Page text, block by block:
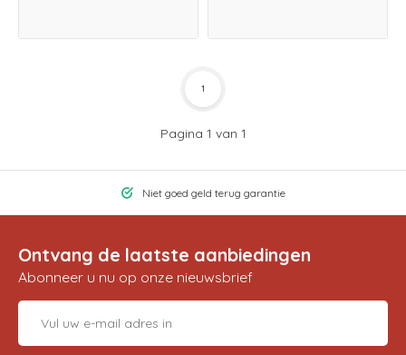
Pagina 1 van 1
1
Niet goed geld terug garantie
Ontvang de laatste aanbiedingen
Abonneer u nu op onze nieuwsbrief